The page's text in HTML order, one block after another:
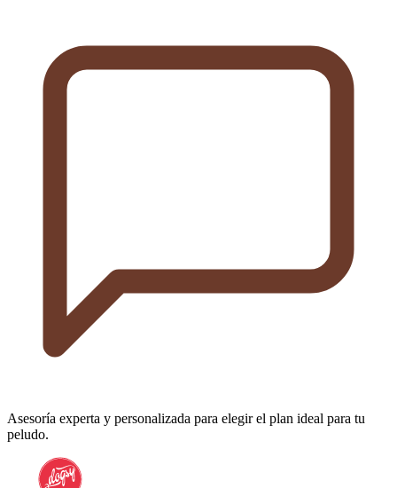
Asesoría experta y personalizada para elegir el plan ideal para tu
peludo.